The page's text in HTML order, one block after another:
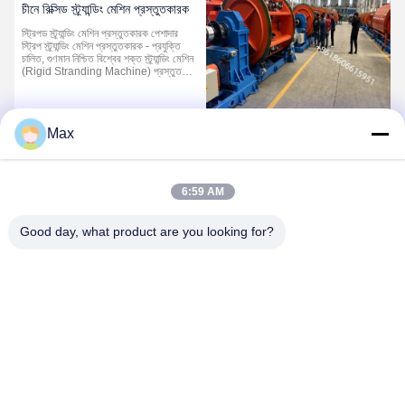
চীনে রিক্সিড স্ট্র্যান্ডিং মেশিন প্রস্তুতকারক
স্ট্রিপড স্ট্র্যান্ডিং মেশিন প্রস্তুতকারক পেশাদার
স্ট্রিপ স্ট্র্যান্ডিং মেশিন প্রস্তুতকারক - প্রযুক্তি
চালিত, গুণমান নিশ্চিত বিশ্বের শক্ত স্ট্র্যান্ডিং মেশিন
(Rigid Stranding Machine) প্রস্তুতকার
ফোক...
1
Max
6:59 AM
Good day, what product are you looking for?